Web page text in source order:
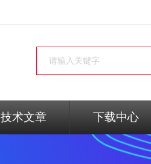
技术文章 下载中心